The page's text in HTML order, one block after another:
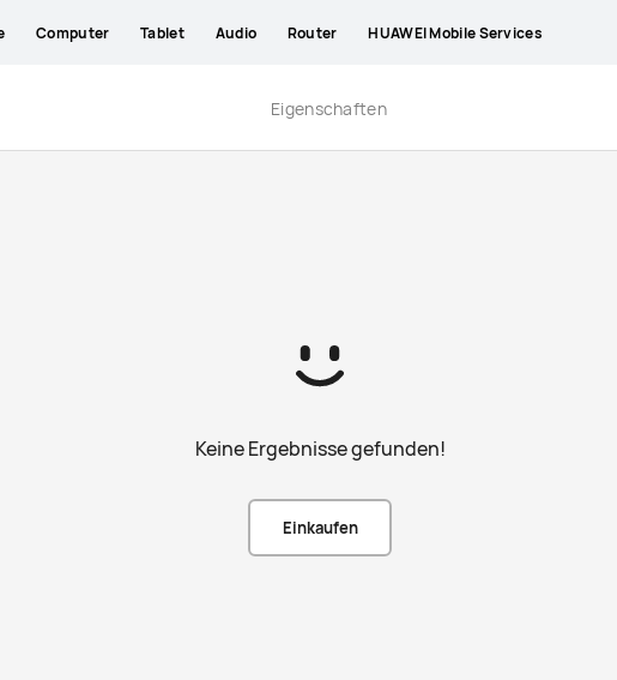
Computer Tablet Audio Router HUAWEI Mobile Services
Eigenschaften
Keine Ergebnisse gefunden!
Einkaufen